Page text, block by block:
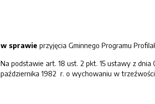
w sprawie przyjęcia Gminnego Programu
Na podstawie art. 18 ust. 2 pkt. 15 ustawy z dnia
października 1982 r. o wychowaniu w trzeźwości